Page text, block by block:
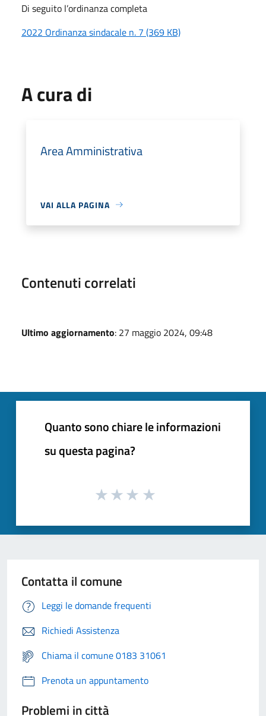
Di seguito l’ordinanza completa
2022 Ordinanza sindacale n. 7 (369 KB)
A cura di
Area Amministrativa
VAI ALLA PAGINA
Contenuti correlati
Ultimo aggiornamento: 27 maggio 2024, 09:48
Quanto sono chiare le informazioni
su questa pagina?
Contatta il comune
Leggi le domande frequenti
Richiedi Assistenza
Chiama il comune 0183 31061
Prenota un appuntamento
Problemi in città